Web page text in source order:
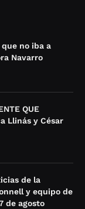
que no iba a
Navarro
QUE
Llinás y César
de la
y equipo de
de agosto